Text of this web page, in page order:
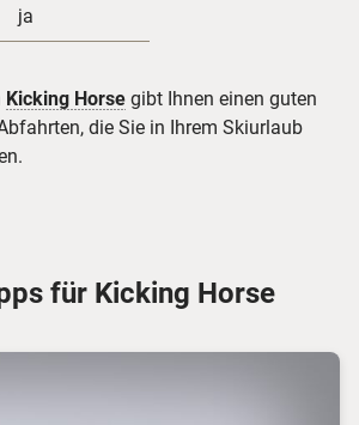
ja
Kicking Horse gibt Ihnen einen guten
die Sie in Ihrem Skiurlaub
für Kicking Horse